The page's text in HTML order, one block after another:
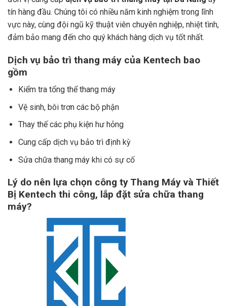
tín hàng đầu. Chúng tôi có nhiều năm kinh nghiệm trong lĩnh
vực này, cùng đội ngũ kỹ thuật viên chuyên nghiệp, nhiệt tình,
đảm bảo mang đến cho quý khách hàng dịch vụ tốt nhất.
Dịch vụ bảo trì thang máy của Kentech bao
gồm
Kiểm tra tổng thể thang máy
Vệ sinh, bôi trơn các bộ phận
Thay thế các phụ kiện hư hỏng
Cung cấp dịch vụ bảo trì định kỳ
Sửa chữa thang máy khi có sự cố
Lý do nên lựa chọn công ty Thang Máy và Thiết
Bị Kentech thi công, lắp đặt sửa chữa thang
máy?